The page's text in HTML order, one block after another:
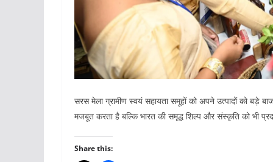
सरस मेला ग्रामीण स्वयं सहायता समूहों को अपने उत्पादों को बड़े
मजबूत करता है बल्कि भारत की समृद्ध शिल्प और संस्कृति को भी
Share this: